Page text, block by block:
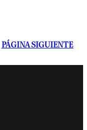
PÁGINA SIGUIENTE